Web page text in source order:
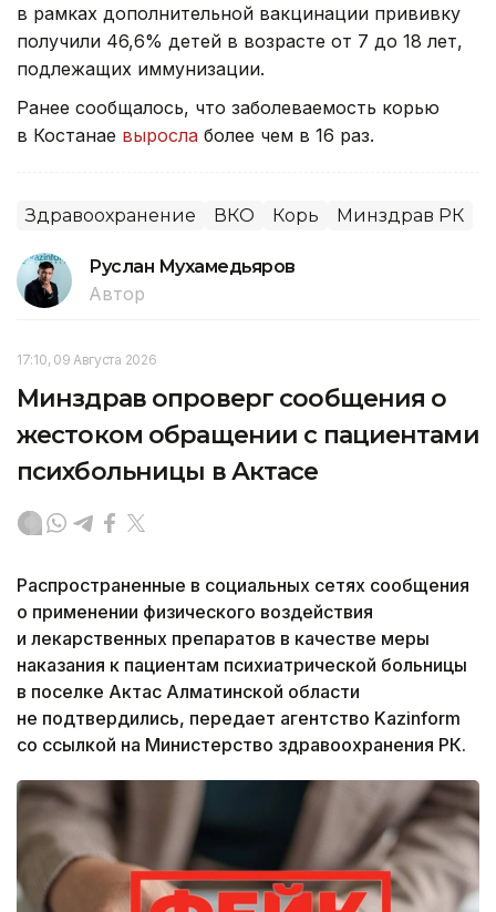
в рамках дополнительной вакцинации прививку
получили 46,6% детей в возрасте от 7 до 18 лет,
подлежащих иммунизации.
Ранее сообщалось, что заболеваемость корью
в Костанае выросла более чем в 16 раз.
Здравоохранение ВКО Корь Минздрав РК
Руслан Мухамедьяров
Автор
17:10, 09 Августа 2026
Минздрав опроверг сообщения о
жестоком обращении с пациентами
психбольницы в Актасе
Распространенные в социальных сетях сообщения
о применении физического воздействия
и лекарственных препаратов в качестве меры
наказания к пациентам психиатрической больницы
в поселке Актас Алматинской области
не подтвердились, передает агентство Kazinform
со ссылкой на Министерство здравоохранения РК.